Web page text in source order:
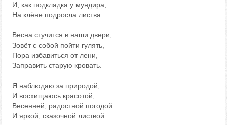
И, как подкладка у мундира,
На клёне подросла листва.
Весна стучится в наши двери,
Зовёт с собой пойти гулять,
Пора избавиться от лени,
Заправить старую кровать.
Я наблюдаю за природой,
И восхищаюсь красотой,
Весенней, радостной погодой
И яркой, сказочной листвой...